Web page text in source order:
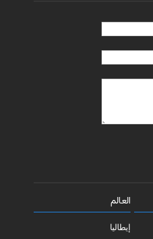
العالم
إيطاليا